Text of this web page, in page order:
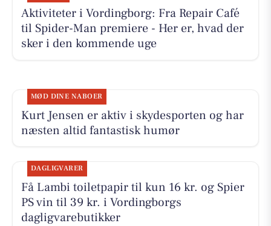
Aktiviteter i Vordingborg: Fra Repair Café
til Spider-Man premiere - Her er, hvad der
sker i den kommende uge
MØD DINE NABOER
Kurt Jensen er aktiv i skydesporten og har
næsten altid fantastisk humør
DAGLIGVARER
Få Lambi toiletpapir til kun 16 kr. og Spier
PS vin til 39 kr. i Vordingborgs
dagligvarebutikker